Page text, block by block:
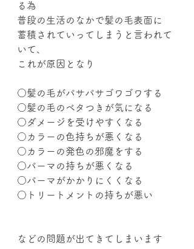
る為
普段の生活のなかで髪の毛表面に
蓄積されていってしまうと言われて
いて、
これが原因となり
○髪の毛がパサパサゴワゴワする
○髪の毛のベタつきが気になる
○ダメージを受けやすくなる
○カラーの色持ちが悪くなる
○カラーの発色の邪魔をする
○パーマの持ちが悪くなる
○パーマがかかりにくくなる
○トリートメントの持ちが悪い
などの問題が出てきてしまいます